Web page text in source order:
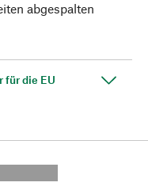
abgespalten
für die EU